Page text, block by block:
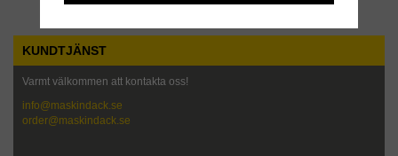
KUNDTJÄNST
Varmt välkommen att kontakta oss!
info@maskindack.se
order@maskindack.se